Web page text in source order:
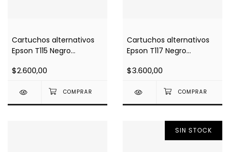
Cartuchos alternativos
Epson T115 Negro
$2.600,00
Cartuchos alternativos
Epson T117 Negro
/ T24 / TX115)
$3.600,00
SIN STOCK